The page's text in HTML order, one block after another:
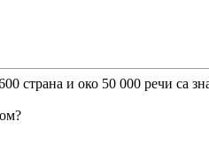
страна и око 50 000 речи са